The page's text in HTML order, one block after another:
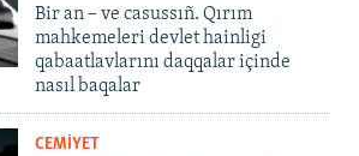
Bir an – ve casussıñ. Qırım
mahkemeleri devlet hainligi
qabaatlavlarını daqqalar içinde
nasıl baqalar
CEMİYET